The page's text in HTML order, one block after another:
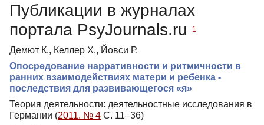
Публикации в журналах
портала PsyJournals.ru
1
Демют К., Келлер Х., Йовси Р.
Опосредование нарративности и ритмичности в
ранних взаимодействиях матери и ребенка -
последствия для развивающегося «я»
Теория деятельности: деятельностные исследования в
Германии (2011. № 4 С. 11–36)